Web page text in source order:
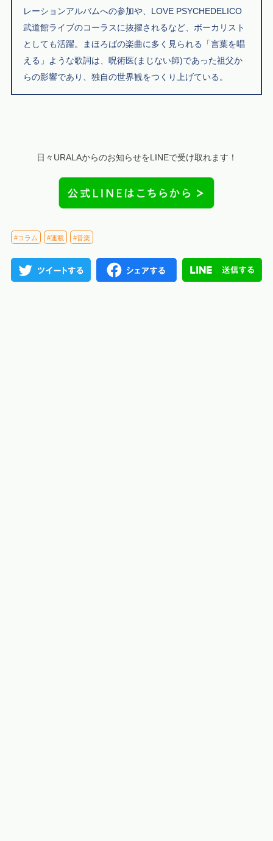
レーションアルバムへの参加や、LOVE PSYCHEDELICO
武道館ライブのコーラスに抜擢されるなど、ボーカリスト
としても活躍。まほろばの楽曲に多く見られる「言葉を唱
える」ような歌詞は、呪術医(まじない師)であった祖父か
らの影響であり、独自の世界観をつくり上げている。
日々URALAからのお知らせをLINEで受け取れます！
#コラム #連載 #音楽